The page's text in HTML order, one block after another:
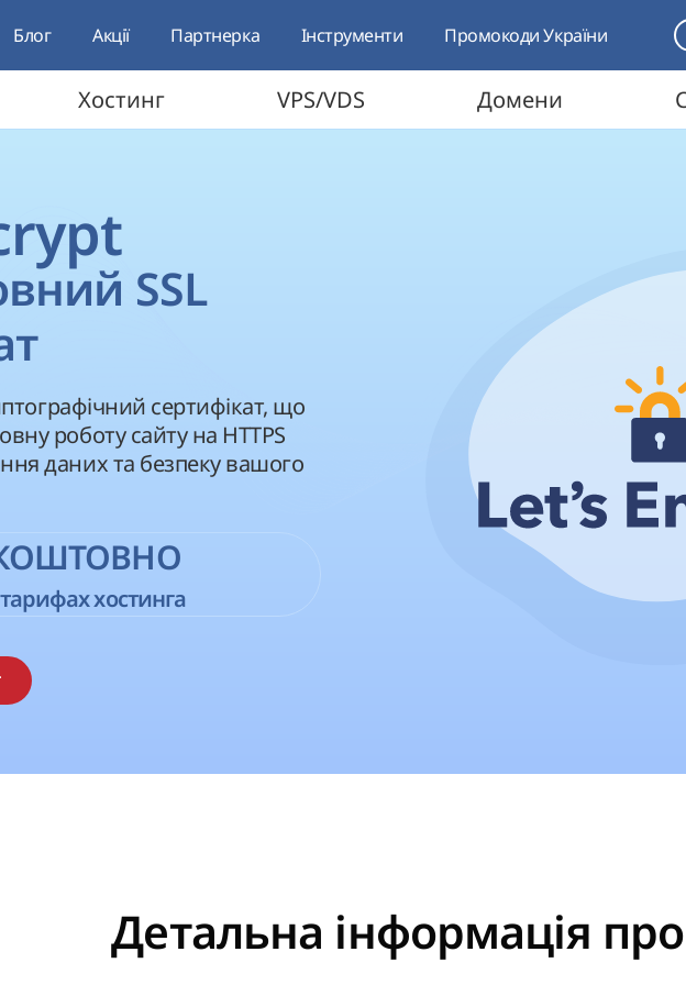
Блог Акції Партнерка Інструменти Промокоди України
Хостинг VPS/VDS Домени
SSL
сертифікат, що
роботу сайту на HTTPS
даних та безпеку вашого
тарифах хостинга
Детальна інформація про